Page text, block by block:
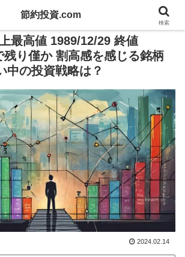
最高値 1989/12/29 終値
残り僅か 割高感を感じる銘柄
中の投資戦略は？
2024.02.14
節約投資.com
検索